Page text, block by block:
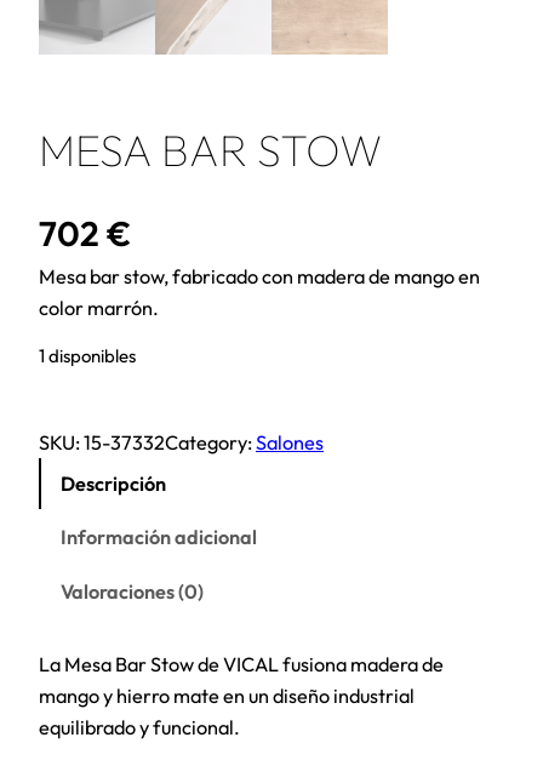
MESA BAR STOW
702 €
Mesa bar stow, fabricado con madera de mango en
color marrón.
1 disponibles
SKU:15-37332Category:Salones
Descripción
Información adicional
Valoraciones (0)
La Mesa Bar Stow de VICAL fusiona madera de
mango y hierro mate en un diseño industrial
equilibrado y funcional.